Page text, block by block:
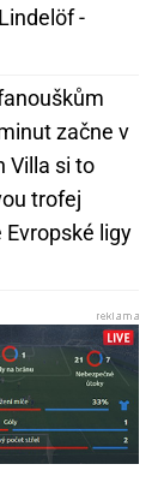
-
začne v
Villa si to
trofej
ligy